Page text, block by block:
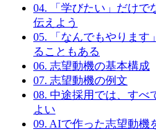
04. 「学びたい」だけで
伝えよう
05. 「なんでもやります
ることもある
06. 志望動機の基本構成
07. 志望動機の例文
08. 中途採用では、すべ
よい
09. AIで作った志望動機